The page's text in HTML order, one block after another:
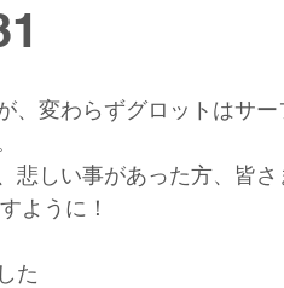
、変わらずグロットはサ
悲しい事があった方、皆
ように！
た